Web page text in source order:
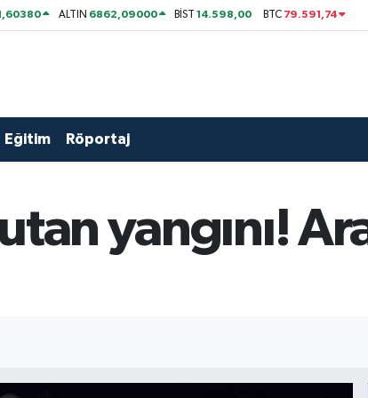
ALTIN 6862,09000 BİST14.598,00 BTC 79.591,74
Eğitim Röportaj
yangını!